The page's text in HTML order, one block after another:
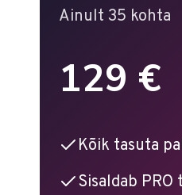
Ainult 35 kohta
129 €
Kõik tasuta
Sisaldab